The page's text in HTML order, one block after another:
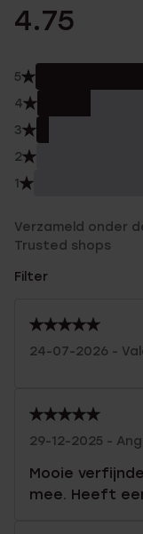
4.75
5
4
3
2
1
Verzameld onder
Trusted shops
Filter
24-07-2026 -
29-12-2025 -
Mooie
mee. Heeft